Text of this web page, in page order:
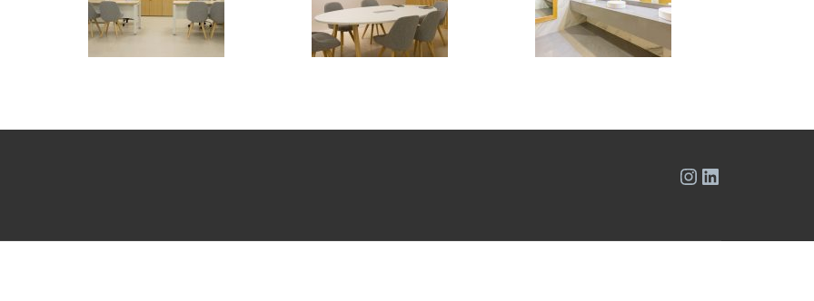
InstagramLinkedIn